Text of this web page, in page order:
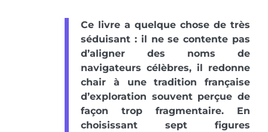
Ce livre a quelque chose de très
séduisant : il ne se contente pas
d’aligner des noms de
navigateurs célèbres, il redonne
chair à une tradition française
d’exploration souvent perçue de
façon trop fragmentaire. En
choisissant sept figures